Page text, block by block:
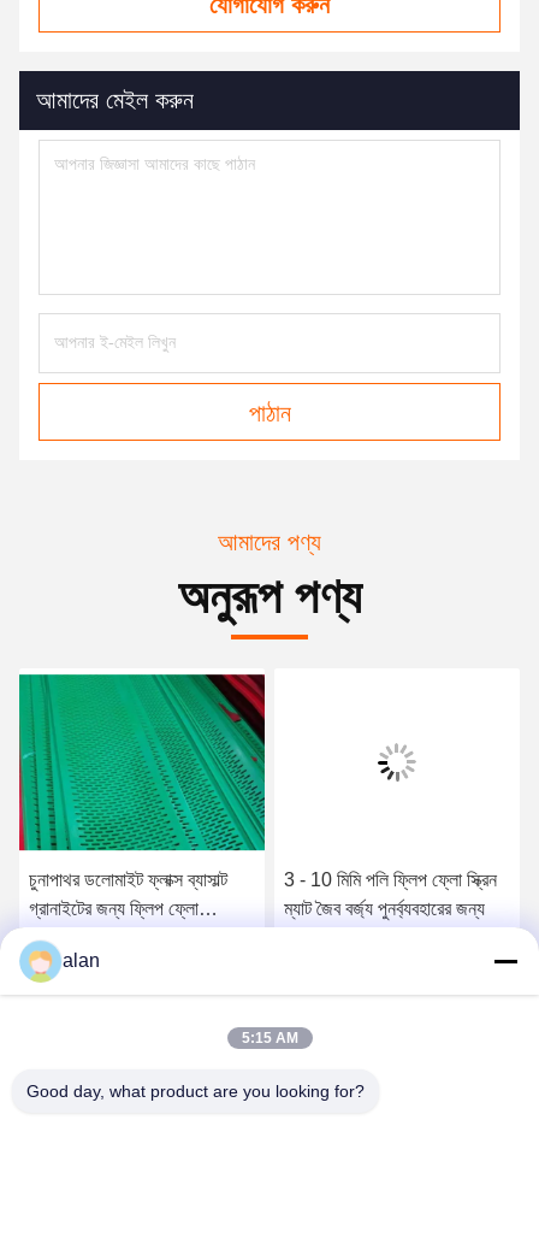
আমাদের মেইল ​​করুন
পাঠান
আমাদের পণ্য
অনুরূপ পণ্য
চুনাপাথর ডলোমাইট ফ্লাক্স ব্যাসাল্ট
গ্রানাইটের জন্য ফ্লিপ ফ্লো
পলিউরেথেন স্ক্রীন ম্যাট
3 - 10 মিমি পলি ফ্লিপ ফ্লো স্ক্রিন
ম্যাট জৈব বর্জ্য পুনর্ব্যবহারের জন্য
alan
5:15 AM
Good day, what product are you looking for?